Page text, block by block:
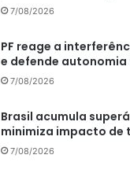
7/08/2026
PF reage a
e defende
7/08/2026
Brasil acumula
minimiza impacto de
7/08/2026